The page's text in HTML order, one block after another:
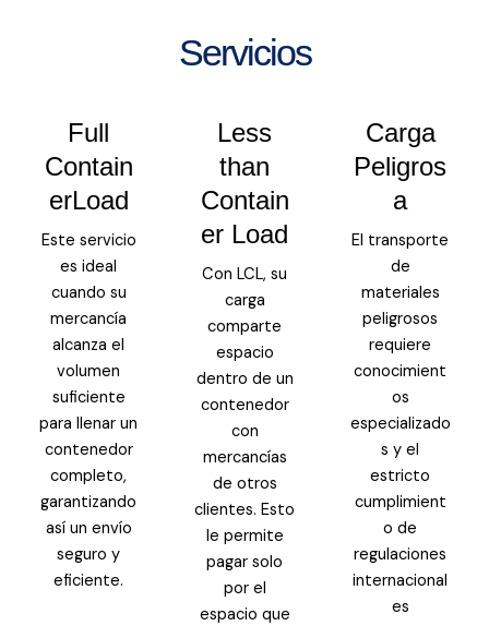
Servicios
Full
Contain
erLoad
Este servicio
es ideal
cuando su
mercancía
alcanza el
volumen
suficiente
para llenar un
contenedor
completo,
garantizando
así un envío
seguro y
eficiente.
Less
than
Contain
er Load
Con LCL, su
carga
comparte
espacio
dentro de un
contenedor
con
mercancías
de otros
clientes. Esto
le permite
pagar solo
por el
espacio que
Carga
Peligros
a
El transporte
de
materiales
peligrosos
requiere
conocimient
os
especializado
s y el
estricto
cumplimient
o de
regulaciones
internacional
es